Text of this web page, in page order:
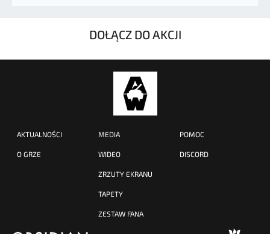
DOŁĄCZ DO AKCJI
AKTUALNOŚCI
O GRZE
MEDIA
WIDEO
ZRZUTY EKRANU
TAPETY
ZESTAW FANA
POMOC
DISCORD